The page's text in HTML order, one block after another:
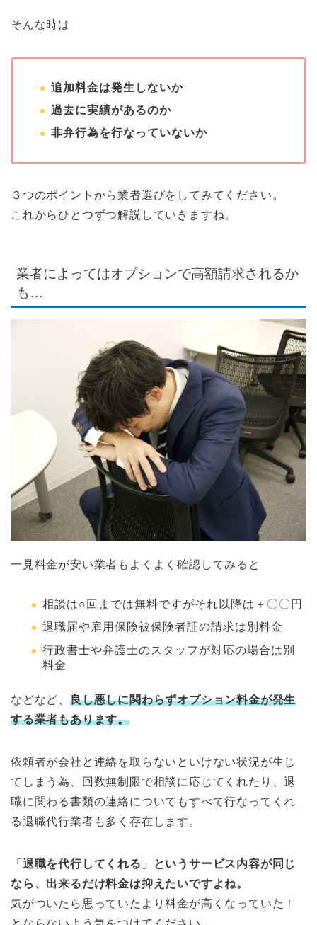
そんな時は
追加料金は発生しないか
過去に実績があるのか
非弁行為を行なっていないか
３つのポイントから業者選びをしてみてください。
これからひとつずつ解説していきますね。
業者によってはオプションで高額請求されるか
も…
一見料金が安い業者もよくよく確認してみると
相談は○回までは無料ですがそれ以降は＋〇〇円
退職届や雇用保険被保険者証の請求は別料金
行政書士や弁護士のスタッフが対応の場合は別
料金
などなど、 良し悪しに関わらずオプション料金が発生
する業者もあります。
依頼者が会社と連絡を取らないといけない状況が生じ
てしまう為、回数無制限で相談に応じてくれたり、退
職に関わる書類の連絡についてもすべて行なってくれ
る退職代行業者も多く存在します。
「退職を代行してくれる」というサービス内容が同じ
なら、出来るだけ料金は抑えたいですよね。
気がついたら思っていたより料金が高くなっていた！